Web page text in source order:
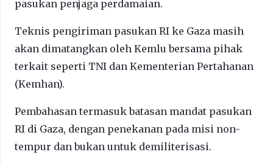
pasukan penjaga perdamaian.
Teknis pengiriman pasukan RI ke Gaza masih
akan dimatangkan oleh Kemlu bersama pihak
terkait seperti TNI dan Kementerian Pertahanan
(Kemhan).
Pembahasan termasuk batasan mandat pasukan
RI di Gaza, dengan penekanan pada misi non-
tempur dan bukan untuk demiliterisasi.